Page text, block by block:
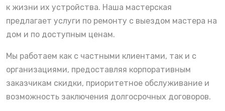
к жизни их устройства. Наша мастерская
предлагает услуги по ремонту с выездом мастера на
дом и по доступным ценам.
Мы работаем как с частными клиентами, так и с
организациями, предоставляя корпоративным
заказчикам скидки, приоритетное обслуживание и
возможность заключения долгосрочных договоров.